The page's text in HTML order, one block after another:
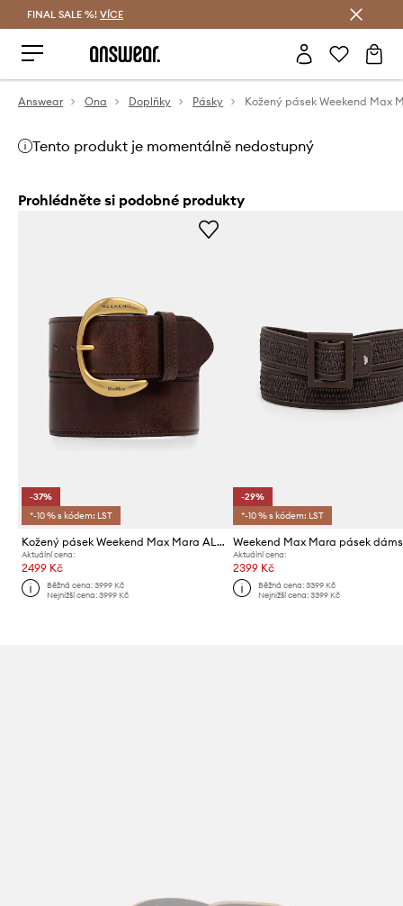
FINAL SALE %! VÍCE
Answear Ona Doplňky Pásky Kožený pásek Weekend Max
Tento produkt je momentálně nedostupný
Prohlédněte si podobné produkty
-37%
*-10 % s kódem: LST
Kožený pásek Weekend Max Mara ALACCATO
Aktuální cena:
2499 Kč
Běžná cena:3999 Kč
Nejnižší cena:3999 Kč
-29%
*-10 % s kódem: LST
Aktuální cena:
2399 Kč
Běžná cena: 3399 Kč
Nejnižší cena: 3399 Kč